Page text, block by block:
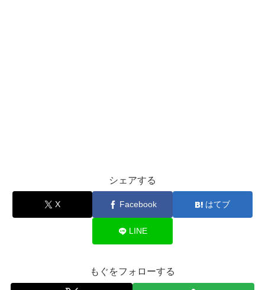
シェアする
X Facebook はてブ
LINE
もぐをフォローする